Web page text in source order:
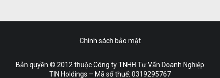
Bản quyền © 2012 thuộc Công ty TNHH Tư Vấn Doanh Nghiệp
TIN Holdings – Mã số thuế: 0319295767
Chính sách bảo mật